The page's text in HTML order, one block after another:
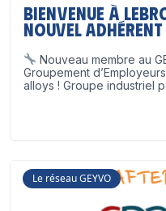
Bienvenue à
nouvel adhérent
Nouveau membre au
Groupement
alloys ! Groupe industriel
Le réseau GEYVO